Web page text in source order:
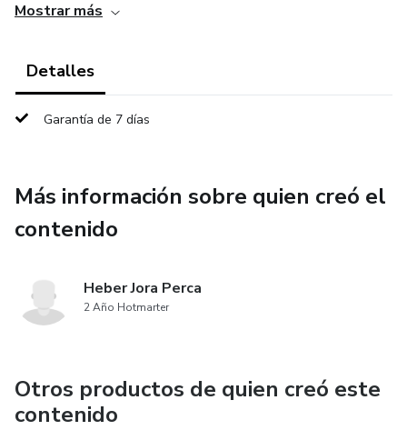
internacional de más de 150 materiales genéticos de
“Cacao Nacional Boliviano”.
PIAF-EL CEIBO desde los 80, viene trabajando en la
20 a 40 años). En los últimos 7 años se han identificado,
evaluado e implementado cinco parcelas Multilocalidades
ambiental ser la alternativa para renovar, rehabilitar y
realizar nuevas siembras de cacao, bajo sistemas
Mostrar más
Detalles
Garantía de 7 días
Más información sobre quien creó el
contenido
Heber Jora Perca
2 Año Hotmarter
Otros productos de quien creó este
contenido